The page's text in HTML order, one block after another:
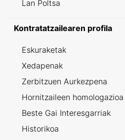
Lan Poltsa
Kontratatzailearen profila
Eskuraketak
Xedapenak
Zerbitzuen Aurkezpena
Hornitzaileen homologazioa
Beste Gai Interesgarriak
Historikoa